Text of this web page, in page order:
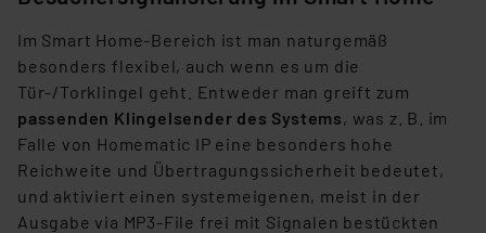
Im Smart Home-Bereich ist man naturgemäß
besonders flexibel, auch wenn es um die
Tür-/Torklingel geht. Entweder man greift zum
passenden Klingelsender des Systems, was z. B. im
Falle von Homematic IP eine besonders hohe
Reichweite und Übertragungssicherheit bedeutet,
und aktiviert einen systemeigenen, meist in der
Ausgabe via MP3-File frei mit Signalen bestückten